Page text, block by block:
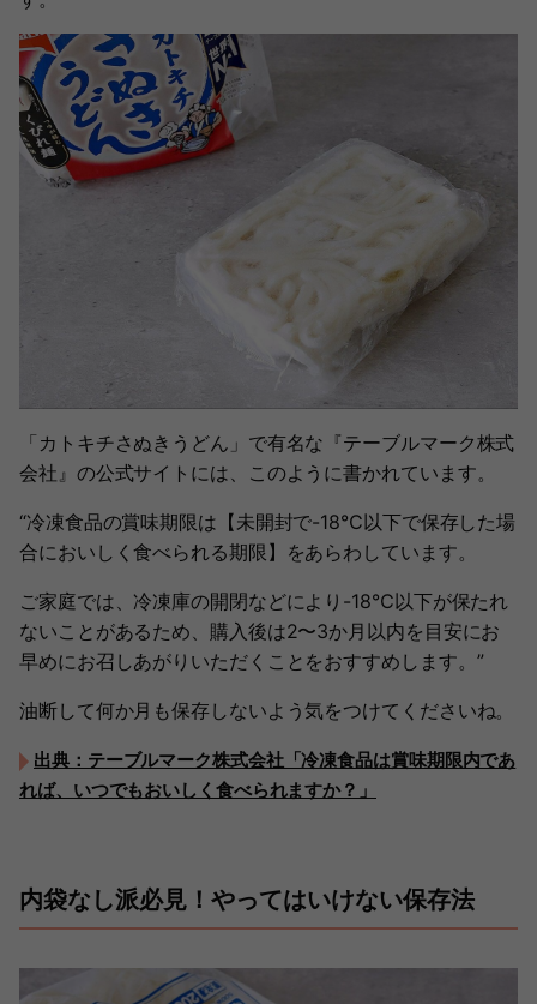
「カトキチさぬきうどん」で有名な『テーブルマーク株式
会社』の公式サイトには、このように書かれています。
“冷凍食品の賞味期限は【未開封で-18℃以下で保存した場
合においしく食べられる期限】をあらわしています。
ご家庭では、冷凍庫の開閉などにより-18℃以下が保たれ
ないことがあるため、購入後は2〜3か月以内を目安にお
早めにお召しあがりいただくことをおすすめします。”
油断して何か月も保存しないよう気をつけてくださいね。
出典：テーブルマーク株式会社「冷凍食品は賞味期限内であ
れば、いつでもおいしく食べられますか？」
内袋なし派必見！やってはいけない保存法